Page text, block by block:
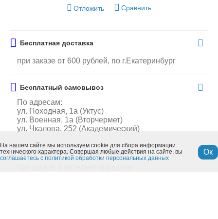
Отложить Сравнить
Бесплатная доставка
при заказе от 600 рублей, по г.Екатеринбург
Бесплатный самовывоз
По адресам:
ул. Походная, 1а (Уктус)
ул. Военная, 1а (Вторчермет)
ул. Чкалова, 252 (Академический)
ЦЕНА ДЕЙСТВИТЕЛЬНА ТОЛЬКО
На нашем сайте мы используем cookie для сбора информации
технического характера. Совершая любые действия на сайте, вы
соглашаетесь с политикой обработки персональных данных
Ок